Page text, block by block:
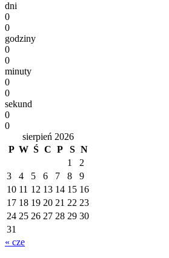
dni
0
0
godziny
0
0
minuty
0
0
sekund
0
0
sierpień 2026
P W Ś C P S N
1
2
3
4 5 6 7 8
9
10 11 12 13 14 15 16
17 18 19 20 21 22 23
24 25 26 27 28 29 30
31
« cze